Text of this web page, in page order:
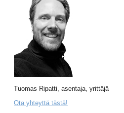
Tuomas Ripatti, asentaja, yrittäjä
Ota yhteyttä tästä!